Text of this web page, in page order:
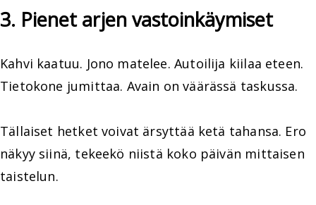
3. Pienet arjen vastoinkäymiset
Kahvi kaatuu. Jono matelee. Autoilija kiilaa eteen.
Tietokone jumittaa. Avain on väärässä taskussa.
Tällaiset hetket voivat ärsyttää ketä tahansa. Ero
näkyy siinä, tekeekö niistä koko päivän mittaisen
taistelun.